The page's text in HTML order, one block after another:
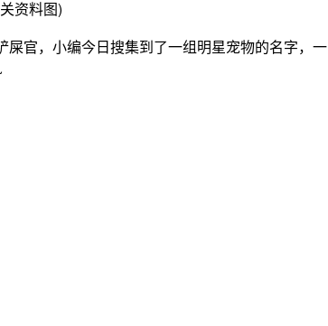
资料图)
官，小编今日搜集到了一组明星宠物的名字，一